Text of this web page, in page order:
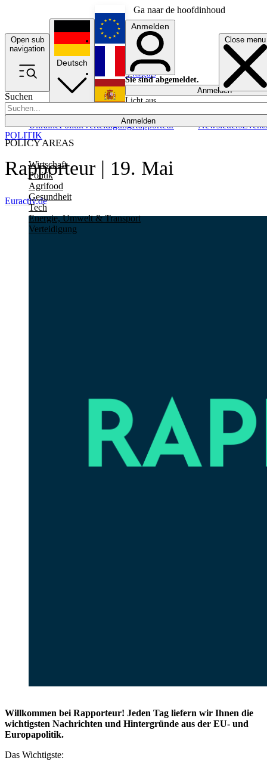
Ga naar de hoofdinhoud
Open sub
navigation
Close menu
Suchen
Anmelden
POLICY AREAS
Wirtschaft
Politik
Agrifood
Gesundheit
Tech
Energie, Umwelt & Transport
Verteidigung
UkrainePolitikVerteidigungRapporteur NewslettersEvents
Deutsch
English
Français
Anmelden
Sie sind abgemeldet.
Anmelden
Licht aus
Rapporteur | 19. Mai
POLITIK
Euractiv.de
Willkommen bei Rapporteur! Jeden Tag liefern wir Ihnen die
wichtigsten Nachrichten und Hintergründe aus der EU- und
Europapolitik.
Das Wichtigste: